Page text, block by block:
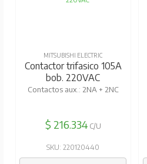
MITSUBISHI ELECTRIC
Contactor trifasico 105A
bob. 220VAC
Contactos aux.: 2NA + 2NC
$ 216.334C/U
SKU: 220120440